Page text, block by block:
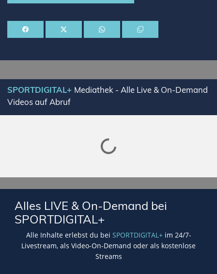
SPORTDIGITAL+ Mediathek - Alle Live & On-Demand
Videos auf Abruf
Lade SPORTDIGITAL+ Mediathek
Alles LIVE & On-Demand bei
SPORTDIGITAL+
Alle Inhalte erlebst du bei SPORTDIGITAL+im 24/7-
Livestream, als Video-On-Demand oder als kostenlose
Streams